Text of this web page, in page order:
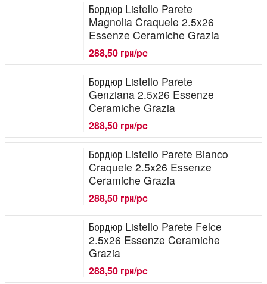
Бордюр Listello Parete
Magnolia Craquele 2.5x26
Essenze Ceramiche Grazia
288,50 грн/pc
Бордюр Listello Parete
Genziana 2.5x26 Essenze
Ceramiche Grazia
288,50 грн/pc
Бордюр Listello Parete Bianco
Craquele 2.5x26 Essenze
Ceramiche Grazia
288,50 грн/pc
Бордюр Listello Parete Felce
2.5x26 Essenze Ceramiche
Grazia
288,50 грн/pc